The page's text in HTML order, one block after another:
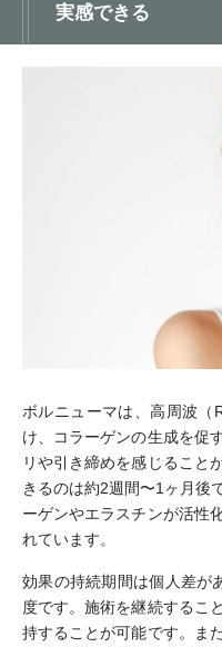
実感できる
ボルニューマは、高周波（
け、コラーゲンの生成を促
リや引き締めを感じること
きるのは約2週間〜1ヶ月後
ーゲンやエラスチンが活性
れています。
効果の持続期間は個人差が
度です。施術を継続するこ
持することが可能です。ま